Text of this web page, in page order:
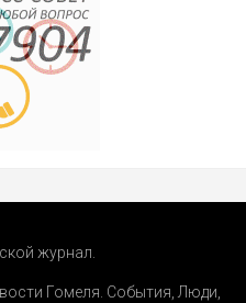
журнал.
Гомеля. События Люди